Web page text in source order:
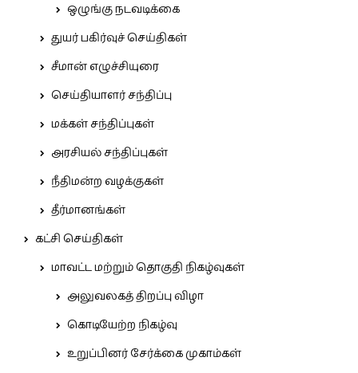
ஒழுங்கு நடவடிக்கை
துயர் பகிர்வுச் செய்திகள்
சீமான் எழுச்சியுரை
செய்தியாளர் சந்திப்பு
மக்கள் சந்திப்புகள்
அரசியல் சந்திப்புகள்
நீதிமன்ற வழக்குகள்
தீர்மானங்கள்
கட்சி செய்திகள்
மாவட்ட மற்றும் தொகுதி நிகழ்வுகள்
அலுவலகத் திறப்பு விழா
கொடியேற்ற நிகழ்வு
உறுப்பினர் சேர்க்கை முகாம்கள்